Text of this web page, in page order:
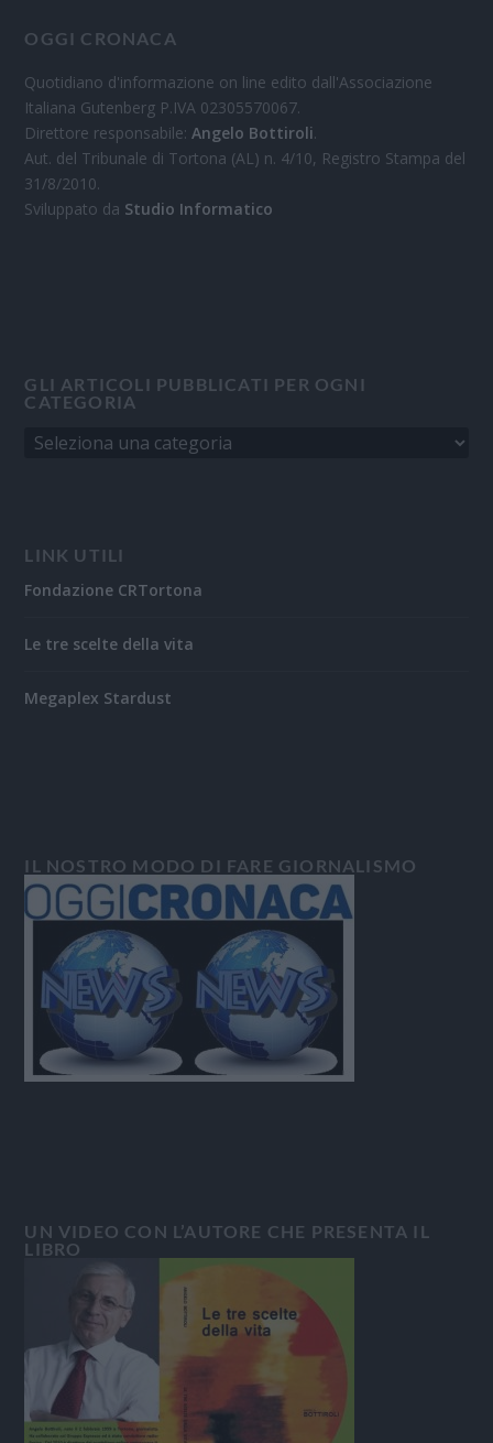
OGGI CRONACA
Quotidiano d'informazione on line edito dall'Associazione
Italiana Gutenberg P.IVA 02305570067.
Direttore responsabile:Angelo Bottiroli.
Aut. del Tribunale di Tortona (AL) n. 4/10, Registro Stampa del
31/8/2010.
Sviluppato da Studio Informatico
GLI ARTICOLI PUBBLICATI PER OGNI
CATEGORIA
LINK UTILI
Fondazione CRTortona
Le tre scelte della vita
Megaplex Stardust
IL NOSTRO MODO DI FARE GIORNALISMO
UN VIDEO CON L’AUTORE CHE PRESENTA IL
LIBRO